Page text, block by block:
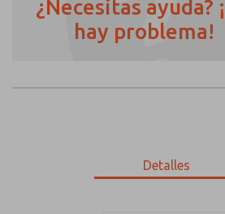
¿Necesitas ayuda?
hay problema!
Detalles
¿Método de
Envíenme
*Sí, he leído la
únicamente con